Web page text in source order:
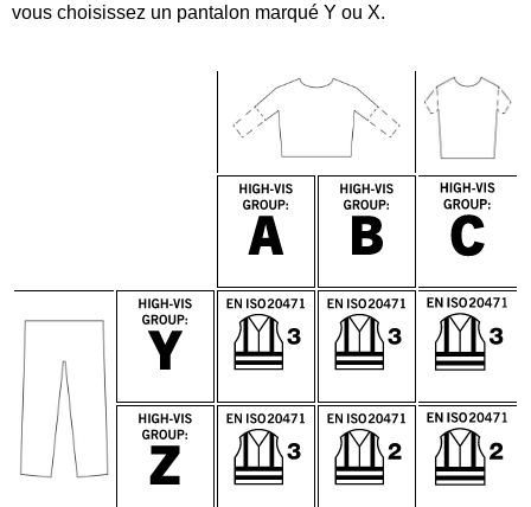
vous choisissez un pantalon marqué Y ou X.